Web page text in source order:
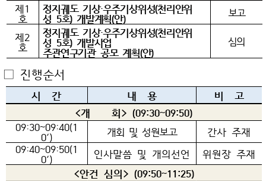
제1
호
정지궤도 기상·우주기상위성(천리안위
성 5호) 개발계획(안)
보고
제2
호
정지궤도 기상·우주기상위성(천리안위
성 5호) 개발사업
주관연구기관 공모 계획(안)
심의
□ 진행순서
시 간 내 용
비 고
<개 회> (09:30~09:50)
09:30~09:40(1
0‘) 개회 및 성원보고
간사 주재
09:40~09:50(1
0‘) 인사말씀 및 개의선언
위원장 주재
<안건 심의> (09:50~11:25)